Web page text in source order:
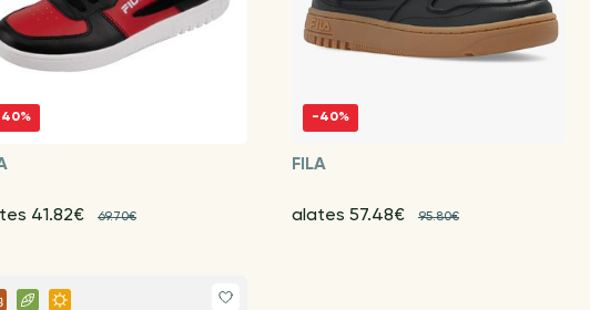
41.82€ 69.70€
-40%
FILA
alates 57.48€ 95.80€